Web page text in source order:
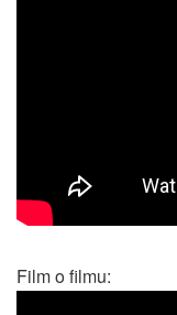
Film o filmu: